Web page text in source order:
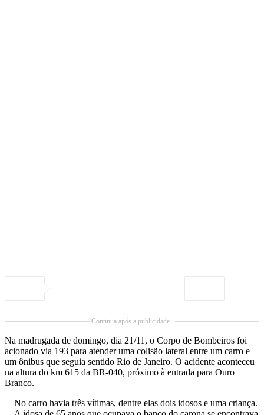
Continua após a publicidade..
Na madrugada de domingo, dia 21/11, o Corpo de Bombeiros foi
acionado via 193 para atender uma colisão lateral entre um carro e
um ônibus que seguia sentido Rio de Janeiro. O acidente aconteceu
na altura do km 615 da BR-040, próximo à entrada para Ouro
Branco.
No carro havia três vítimas, dentre elas dois idosos e uma criança.